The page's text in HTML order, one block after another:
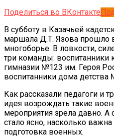
Поделиться во ВКонтакте
В субботу в Казачьей
маршала Д.Т. Язова прошло
многоборье. В ловкости,
три команды: воспитанники
гимназии №123 им. Героя
воспитанники дома
Как рассказали педагоги и
идея возрождать такие
мероприятия зрела давно. А
стало ясно, насколько
подготовка военных.